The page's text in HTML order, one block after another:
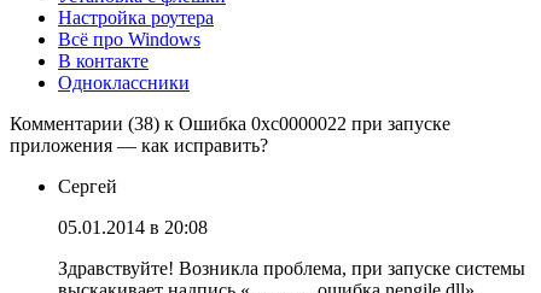
Настройка роутера
Всё про Windows
В контакте
Одноклассники
Комментарии (38) к Ошибка 0xc0000022 при запуске
приложения — как исправить?
Сергей
05.01.2014 в 20:08
Здравствуйте! Возникла проблема, при запуске системы